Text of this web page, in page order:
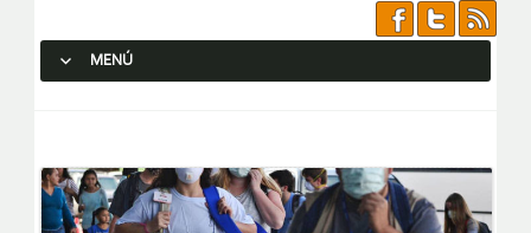
MENÚ